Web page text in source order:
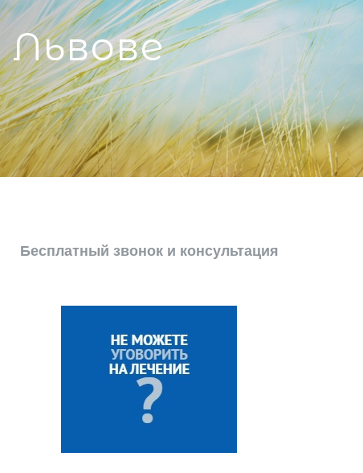
Бесплатный звонок и консультация